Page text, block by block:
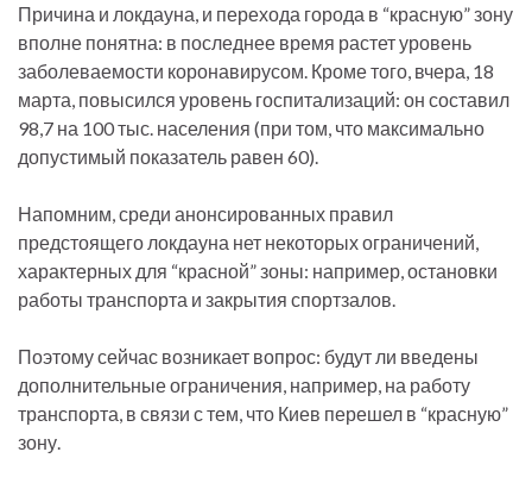
Причина и локдауна, и перехода города в “красную” зону
вполне понятна: в последнее время растет уровень
заболеваемости коронавирусом. Кроме того, вчера, 18
марта, повысился уровень госпитализаций: он составил
98,7 на 100 тыс. населения (при том, что максимально
допустимый показатель равен 60).
Напомним, среди анонсированных правил
предстоящего локдауна нет некоторых ограничений,
характерных для “красной” зоны: например, остановки
работы транспорта и закрытия спортзалов.
Поэтому сейчас возникает вопрос: будут ли введены
дополнительные ограничения, например, на работу
транспорта, в связи с тем, что Киев перешел в “красную”
зону.